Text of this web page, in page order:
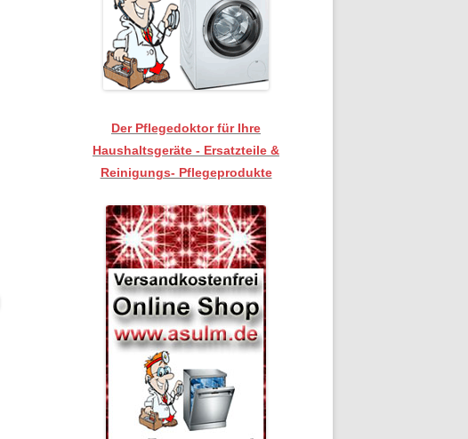
Der Pflegedoktor für Ihre
Haushaltsgeräte - Ersatzteile &
Reinigungs- Pflegeprodukte